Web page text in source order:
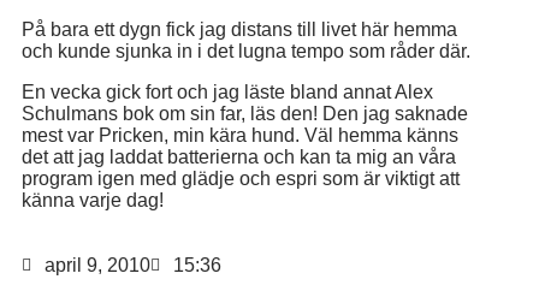
På bara ett dygn fick jag distans till livet här hemma
och kunde sjunka in i det lugna tempo som råder där.
En vecka gick fort och jag läste bland annat Alex
Schulmans bok om sin far, läs den! Den jag saknade
mest var Pricken, min kära hund. Väl hemma känns
det att jag laddat batterierna och kan ta mig an våra
program igen med glädje och espri som är viktigt att
känna varje dag!
april 9, 2010 15:36